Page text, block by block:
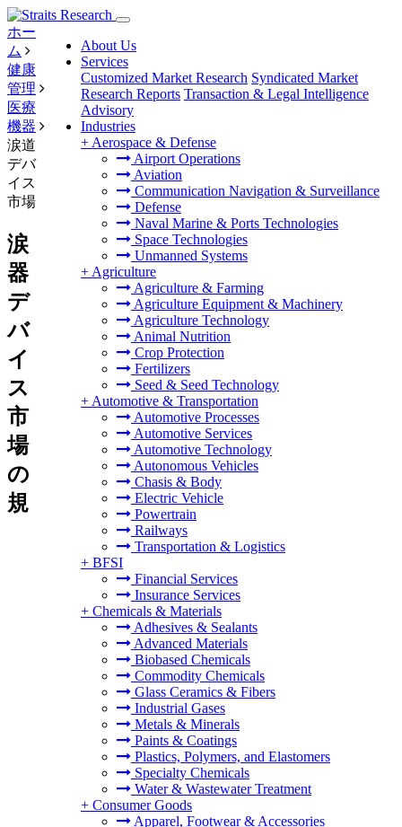
About Us
Services
Customized Market Research Syndicated Market
Research Reports Transaction & Legal Intelligence
Advisory
Industries
+ Aerospace & Defense
Airport Operations
Aviation
Communication Navigation & Surveillance
Defense
Naval Marine & Ports Technologies
Space Technologies
Unmanned Systems
+ Agriculture
Agriculture & Farming
Agriculture Equipment & Machinery
Agriculture Technology
Animal Nutrition
Crop Protection
Fertilizers
Seed & Seed Technology
+ Automotive & Transportation
Automotive Processes
Automotive Services
Automotive Technology
Autonomous Vehicles
Chasis & Body
Electric Vehicle
Powertrain
Railways
Transportation & Logistics
+ BFSI
Financial Services
Insurance Services
+ Chemicals & Materials
Adhesives & Sealants
Advanced Materials
Biobased Chemicals
Commodity Chemicals
Glass Ceramics & Fibers
Industrial Gases
Metals & Minerals
Paints & Coatings
Plastics, Polymers, and Elastomers
Specialty Chemicals
Water & Wastewater Treatment
+ Consumer Goods
Apparel, Footwear & Accessories
ホー
ム
健康
管理
医療
機器
涙道
デバ
イス
市場
涙
器
デ
バ
イ
ス
市
場
の
規